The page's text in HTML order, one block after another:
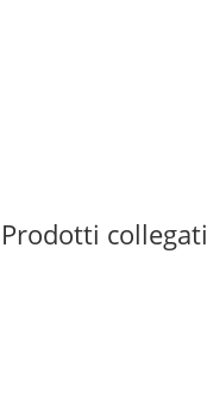
Prodotti collegati